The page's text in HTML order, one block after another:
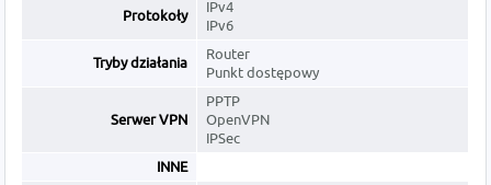
Protokoły
IPv4
IPv6
Tryby działania
Router
Punkt dostępowy
Serwer VPN
PPTP
OpenVPN
IPSec
INNE